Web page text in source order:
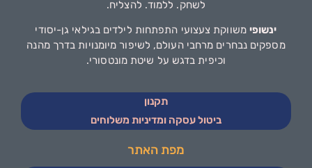
לשחק. ללמוד. להצליח.
ינשופי משווקת צעצועי התפתחות לילדים בגילאי גן-יסודי
מספקים נבחרים מרחבי העולם, לשיפור מיומנויות בדרך מהנה
וכיפית בדגש על שיטת מונטסורי.
תקנון
ביטול עסקה ומדיניות משלוחים
מפת האתר